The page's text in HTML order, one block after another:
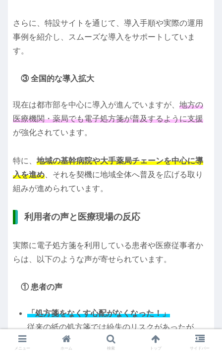
さらに、特設サイトを通じて、導入手順や実際の運用
事例を紹介し、スムーズな導入をサポートしていま
す。
③ 全国的な導入拡大
現在は都市部を中心に導入が進んでいますが、 地方の
医療機関・薬局でも電子処方箋が普及するように支援
が強化されています。
特に、 地域の基幹病院や大手薬局チェーンを中心に導
入を進め 、それを契機に地域全体へ普及を広げる取り
組みが進められています。
利用者の声と医療現場の反応
実際に電子処方箋を利用している患者や医療従事者か
らは、以下のような声が寄せられています。
① 患者の声
「処方箋をなくす心配がなくなった！」
従来の紙の処方箋では紛失のリスクがあったが、
電子処方箋ならデータで管理されるため安心。
メニュー ホーム 検索 トップ サイドバー